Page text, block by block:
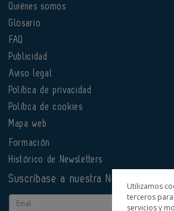
Quiénes somos
Glosario
FAQ
Publicidad
Aviso legal
Política de privacidad
Política de cookies
Mapa web
Formación
Histórico de Newsletters
Suscríbase a nuestra Newsletter
Email
Utilizamos
terceros
servicios y